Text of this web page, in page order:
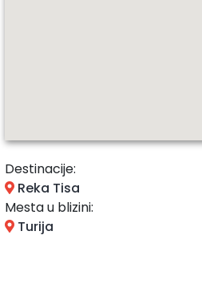
Destinacije:
Reka Tisa
Mesta u blizini:
Turija